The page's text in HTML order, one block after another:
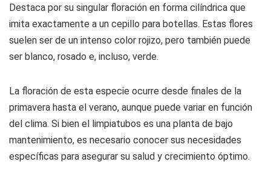
Destaca por su singular floración en forma cilíndrica que
imita exactamente a un cepillo para botellas. Estas flores
suelen ser de un intenso color rojizo, pero también puede
ser blanco, rosado e, incluso, verde.
La floración de esta especie ocurre desde finales de la
primavera hasta el verano, aunque puede variar en función
del clima. Si bien el limpiatubos es una planta de bajo
mantenimiento, es necesario conocer sus necesidades
específicas para asegurar su salud y crecimiento óptimo.